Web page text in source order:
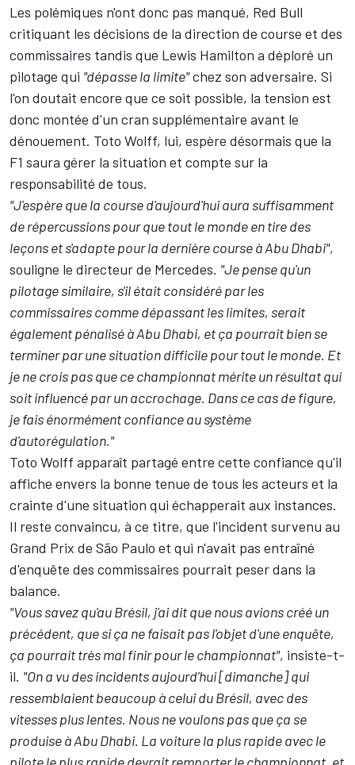
Les polémiques n'ont donc pas manqué, Red Bull
critiquant les décisions de la direction de course et des
commissaires tandis que Lewis Hamilton a déploré un
pilotage qui "dépasse la limite"chez son adversaire. Si
l'on doutait encore que ce soit possible, la tension est
donc montée d'un cran supplémentaire avant le
dénouement. Toto Wolff, lui, espère désormais que la
F1 saura gérer la situation et compte sur la
responsabilité de tous.
"J'espère que la course d'aujourd'hui aura suffisamment
de répercussions pour que tout le monde en tire des
leçons et s'adapte pour la dernière course à Abu Dhabi",
souligne le directeur de Mercedes. "Je pense qu'un
pilotage similaire, s'il était considéré par les
commissaires comme dépassant les limites, serait
également pénalisé à Abu Dhabi, et ça pourrait bien se
terminer par une situation difficile pour tout le monde. Et
je ne crois pas que ce championnat mérite un résultat qui
soit influencé par un accrochage. Dans ce cas de figure,
je fais énormément confiance au système
d'autorégulation."
Toto Wolff apparaît partagé entre cette confiance qu'il
affiche envers la bonne tenue de tous les acteurs et la
crainte d'une situation qui échapperait aux instances.
Il reste convaincu, à ce titre, que l'incident survenu au
Grand Prix de São Paulo et qui n'avait pas entraîné
d'enquête des commissaires pourrait peser dans la
balance.
"Vous savez qu'au Brésil, j'ai dit que nous avions créé un
précédent, que si ça ne faisait pas l'objet d'une enquête,
ça pourrait très mal finir pour le championnat", insiste-t-
il. "On a vu des incidents aujourd'hui [dimanche] qui
ressemblaient beaucoup à celui du Brésil, avec des
vitesses plus lentes. Nous ne voulons pas que ça se
produise à Abu Dhabi. La voiture la plus rapide avec le